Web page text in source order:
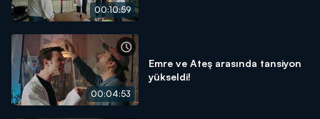
00:10:59
00:04:53
Emre ve Ateş arasında tansiyon
yükseldi!